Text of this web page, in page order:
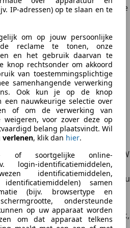
IP-adressen) op te slaan en te
om op jouw persoonlijke
reclame te tonen, onze
en het gebruik daarvan te
knop rechtsonder om akkoord
van toestemmingsplichtige
samenhangende verwerking
Ook kun je op de knop
een nauwkeurige selectie over
of om de verwerking van
weigeren, voor zover deze op
belang plaatsvindt. Wil
, klik dan hier.
of soortgelijke online-
login-identificatiemiddelen,
identificatiemiddelen,
identificatiemiddelen) samen
(bijv. browsertype en
ondersteunde
op uw apparaat worden
om dat apparaat telkens
smartphone-integratie
EV-instellingen. Het systeem
zitten logisch in elkaar.
is het audiosysteem:Abarth
dat via een luidspreker
benzine-sound genereert.
veel emotie toe –
weet dat het kunstmatig is,
de ervaring die Abarth wil
verrassende scherpte
soepel comfort, gaat de
De elektromotor levert 114 kW
een auto van dit formaat
acceleratie van 0 tot 100 km/u
dit meer is dan een
De vermogensafgifte
waardoor hij een toegankelijk,